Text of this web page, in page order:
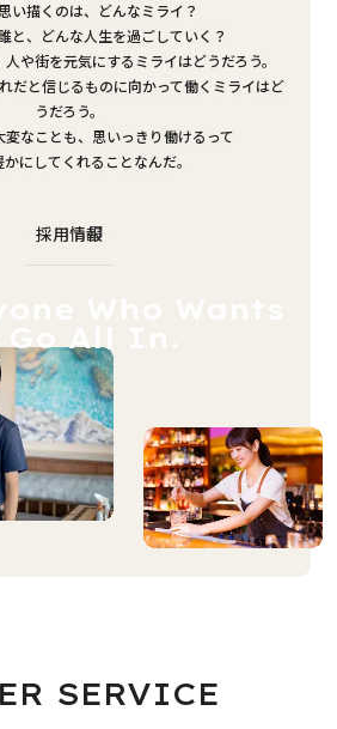
い描くのは、どんなミライ？
と、どんな人生を過ごしていく？
や街を元気にするミライはどうだろう。
だと信じるものに向かって働くミライはど
うだろう。
なことも、思いっきり働けるって
かにしてくれることなんだ。
採用情報
SERVICE